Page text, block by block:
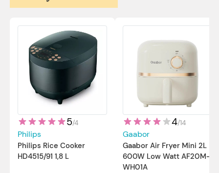
5/4
Philips
Philips Rice Cooker
HD4515/91 1,8 L
4/14
Gaabor
Gaabor Air Fryer Mini 2L
600W Low Watt AF20M-
WH01A